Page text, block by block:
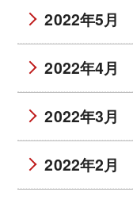
2022年5月
2022年4月
2022年3月
2022年2月